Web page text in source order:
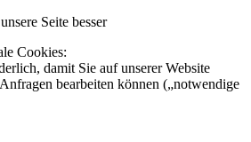
Seite besser
Cookies:
damit Sie auf unserer Website
bearbeiten können („notwendige